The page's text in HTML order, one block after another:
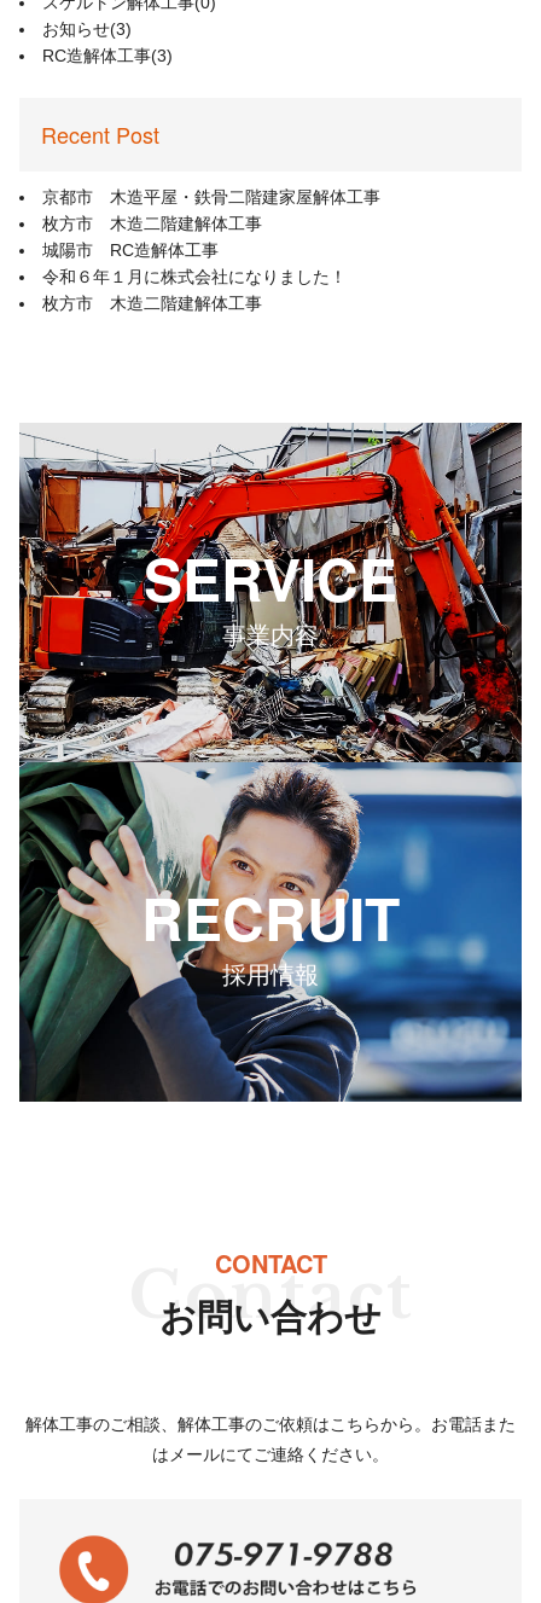
お知らせ(3)
RC造解体工事(3)
Recent Post
京都市 木造平屋・鉄骨二階建家屋解体工事
枚方市 木造二階建解体工事
城陽市 RC造解体工事
令和６年１月に株式会社になりました！
枚方市 木造二階建解体工事
SERVICE
事業内容
RECRUIT
採用情報
CONTACT
お問い合わせ
解体工事のご相談、解体工事のご依頼はこちらから。お電話また
はメールにてご連絡ください。